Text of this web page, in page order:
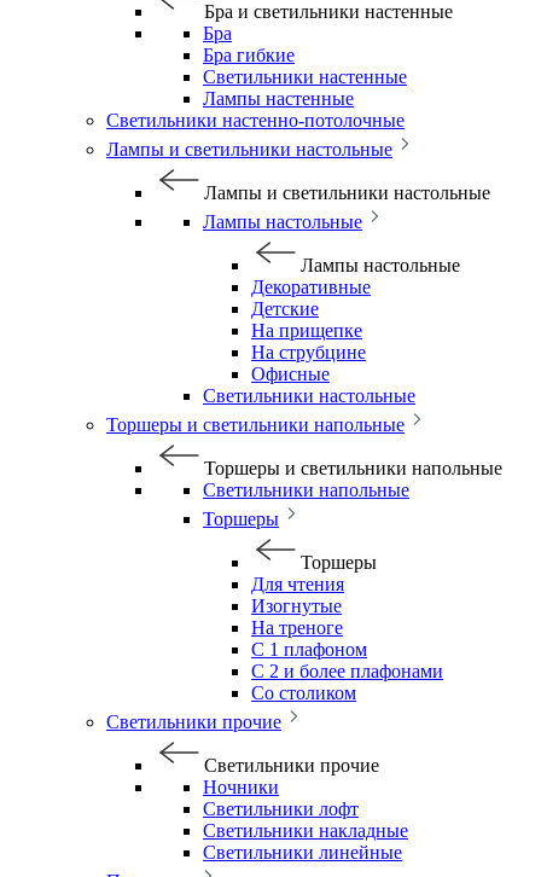
Бра и светильники настенные
Бра
Бра гибкие
Светильники настенные
Лампы настенные
Светильники настенно-потолочные
Лампы и светильники настольные
Лампы и светильники настольные
Лампы настольные
Лампы настольные
Декоративные
Детские
На прищепке
На струбцине
Офисные
Светильники настольные
Торшеры и светильники напольные
Торшеры и светильники напольные
Светильники напольные
Торшеры
Торшеры
Для чтения
Изогнутые
На треноге
С 1 плафоном
С 2 и более плафонами
Со столиком
Светильники прочие
Светильники прочие
Ночники
Светильники лофт
Светильники накладные
Светильники линейные